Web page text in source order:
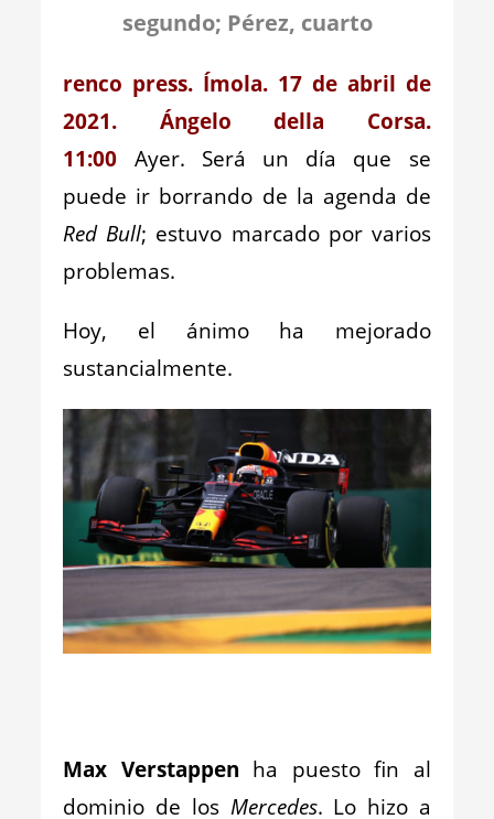
segundo; Pérez, cuarto
renco press. Ímola. 17 de abril de
2021. Ángelo della Corsa.
11:00
Ayer. Será un día que se
puede ir borrando de la agenda de
Red Bull; estuvo marcado por varios
problemas.
Hoy, el ánimo ha mejorado
sustancialmente.
Max Verstappen ha puesto fin al
dominio de los Mercedes. Lo hizo a